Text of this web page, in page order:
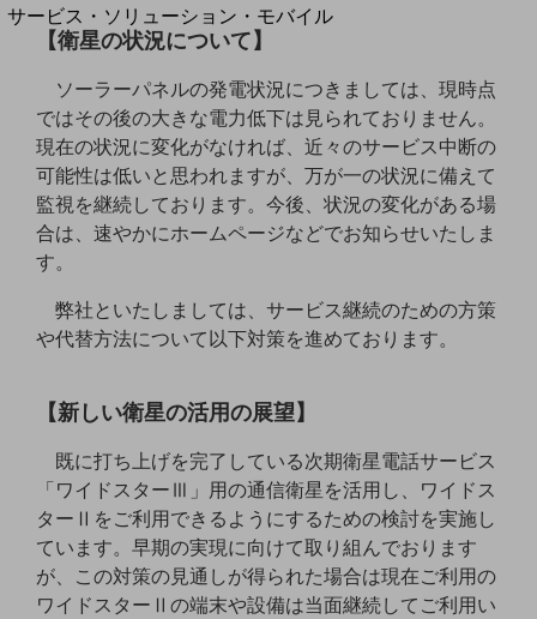
サービス・ソリューション・モバイル
サービス・ソリューションTOP
DXに関する課題を解決する
サービス・ソリューションをご紹介
カテゴリーで探す
カテゴリーで探すTOP
ネットワーク・モバイル
クラウド・データセンター
セキュリティ
データ利活用
運用管理
業務支援・マーケティング
【衛星の状況について】
ソーラーパネルの発電状況につきましては、現時点
ではその後の大きな電力低下は見られておりません。
現在の状況に変化がなければ、近々のサービス中断の
可能性は低いと思われますが、万が一の状況に備えて
監視を継続しております。今後、状況の変化がある場
合は、速やかにホームページなどでお知らせいたしま
す。
弊社といたしましては、サービス継続のための方策
や代替方法について以下対策を進めております。
【新しい衛星の活用の展望】
既に打ち上げを完了している次期衛星電話サービス
「ワイドスターⅢ」用の通信衛星を活用し、ワイドス
ターⅡをご利用できるようにするための検討を実施し
ています。早期の実現に向けて取り組んでおります
が、この対策の見通しが得られた場合は現在ご利用の
ワイドスターⅡの端末や設備は当面継続してご利用い